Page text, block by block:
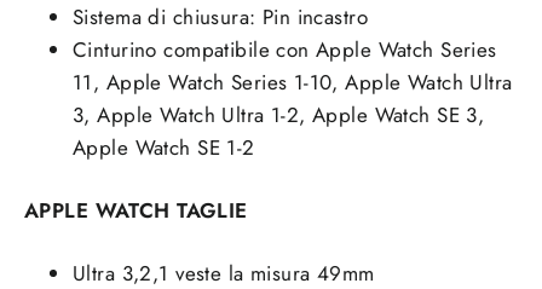
Sistema di chiusura: Pin incastro
Cinturino compatibile con Apple Watch Series
11, Apple Watch Series 1-10, Apple Watch Ultra
3, Apple Watch Ultra 1-2, Apple Watch SE 3,
Apple Watch SE 1-2
APPLE WATCH TAGLIE
Ultra 3,2,1 veste la misura 49mm